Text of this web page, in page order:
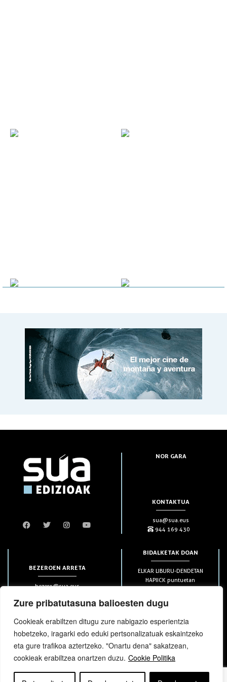
Zure pribatutasuna balioesten dugu
Cookieak erabiltzen ditugu zure nabigazio esperientzia
hobetzeko, iragarki edo eduki pertsonalizatuak eskaintzeko
eta gure trafikoa aztertzeko. "Onartu dena" sakatzean,
cookieak erabiltzea onartzen duzu. Cookie Politika
NOR GARA
KONTAKTUA
sua@sua.eus
944 169 430
BEZEROEN ARRETA
bezero@sua.eus
HARPIDETZAK
BIDALKETAK DOAN
ELKAR LIBURU-DENDETAN
HAPIICK puntuetan
(soilik penintsulan)